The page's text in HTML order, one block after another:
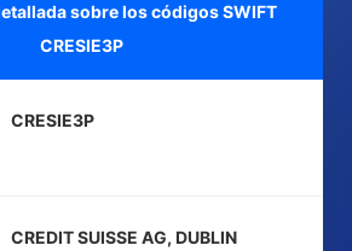
sobre los códigos SWIFT
CRESIE3P
CRESIE3P
CREDIT SUISSE AG, DUBLIN